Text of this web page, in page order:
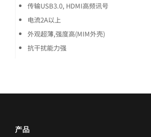
芯片测试高
传输USB3.0, HDMI高频讯号
电流2A以上
外观超薄,强度高(MIM外壳)
抗干扰能力强
产品